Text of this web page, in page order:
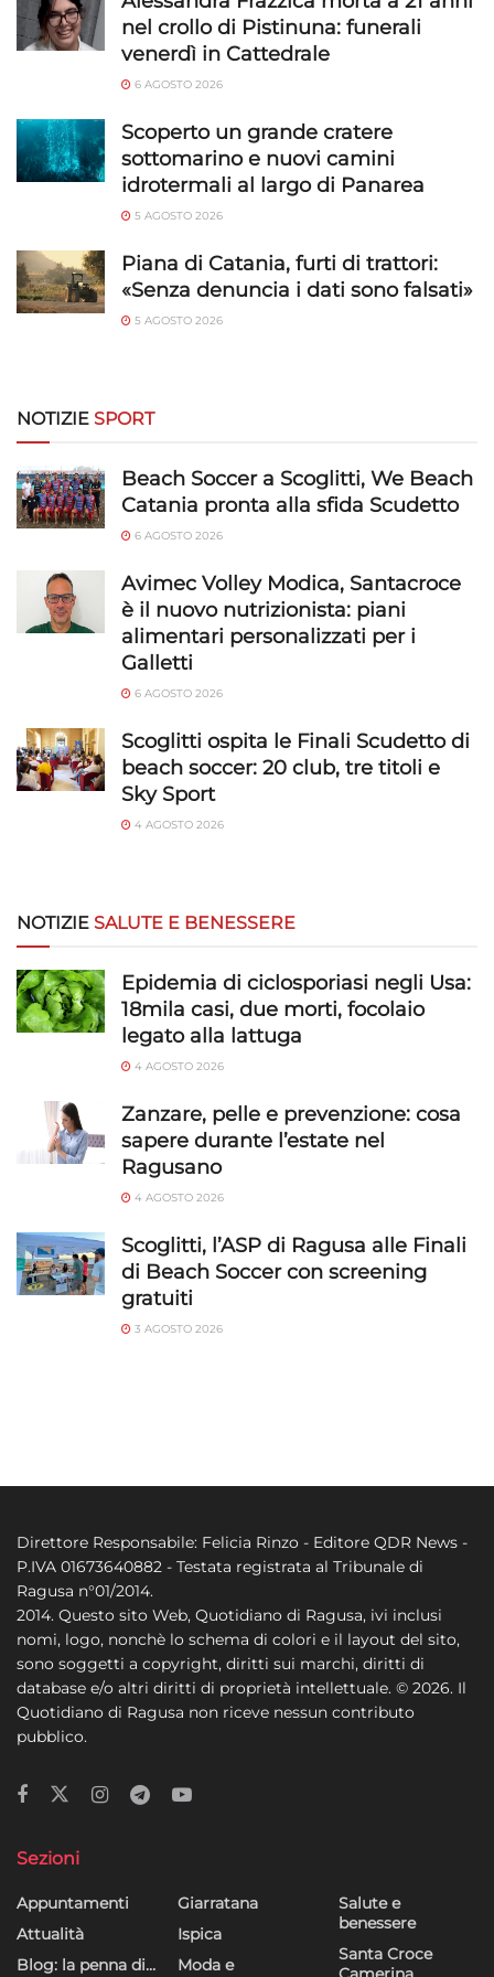
nel crollo di Pistinuna: funerali
venerdì in Cattedrale
6 AGOSTO 2026
Scoperto un grande cratere
sottomarino e nuovi camini
idrotermali al largo di Panarea
5 AGOSTO 2026
Piana di Catania, furti di trattori:
«Senza denuncia i dati sono falsati»
5 AGOSTO 2026
NOTIZIE SPORT
Beach Soccer a Scoglitti, We Beach
Catania pronta alla sfida Scudetto
6 AGOSTO 2026
Avimec Volley Modica, Santacroce
è il nuovo nutrizionista: piani
alimentari personalizzati per i
Galletti
6 AGOSTO 2026
Scoglitti ospita le Finali Scudetto di
beach soccer: 20 club, tre titoli e
Sky Sport
4 AGOSTO 2026
NOTIZIE SALUTE E BENESSERE
Epidemia di ciclosporiasi negli Usa:
18mila casi, due morti, focolaio
legato alla lattuga
4 AGOSTO 2026
Zanzare, pelle e prevenzione: cosa
sapere durante l’estate nel
Ragusano
4 AGOSTO 2026
Scoglitti, l’ASP di Ragusa alle Finali
di Beach Soccer con screening
gratuiti
3 AGOSTO 2026
Direttore Responsabile: Felicia Rinzo - Editore QDR News -
P.IVA 01673640882 - Testata registrata al Tribunale di
Ragusa n°01/2014.
2014. Questo sito Web, Quotidiano di Ragusa, ivi inclusi
nomi, logo, nonchè lo schema di colori e il layout del sito,
sono soggetti a copyright, diritti sui marchi, diritti di
database e/o altri diritti di proprietà intellettuale. © 2026. Il
Quotidiano di Ragusa non riceve nessun contributo
pubblico.
Sezioni
Appuntamenti
Attualità
Blog: la penna di…
Giarratana
Ispica
Moda e
Salute e
benessere
Santa Croce